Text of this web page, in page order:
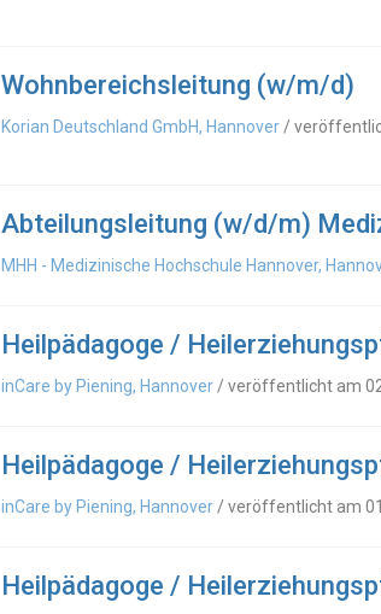
Wohnbereichsleitung (w/m/d)
Korian Deutschland GmbH, Hannover /
Abteilungsleitung (w/d/m)
MHH - Medizinische Hochschule Hannover,
Heilpädagoge /
inCare by Piening, Hannover / veröffentlicht am
Heilpädagoge /
inCare by Piening, Hannover / veröffentlicht am
Heilpädagoge /